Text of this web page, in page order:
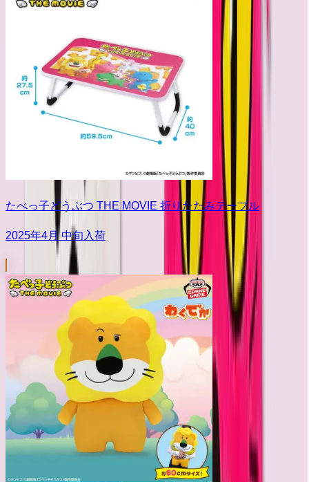
たべっ子どうぶつ THE MOVIE 折りたたみテーブル
2025年4月 中旬入荷